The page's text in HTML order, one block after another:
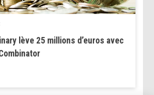
lève 25 millions d’euros avec